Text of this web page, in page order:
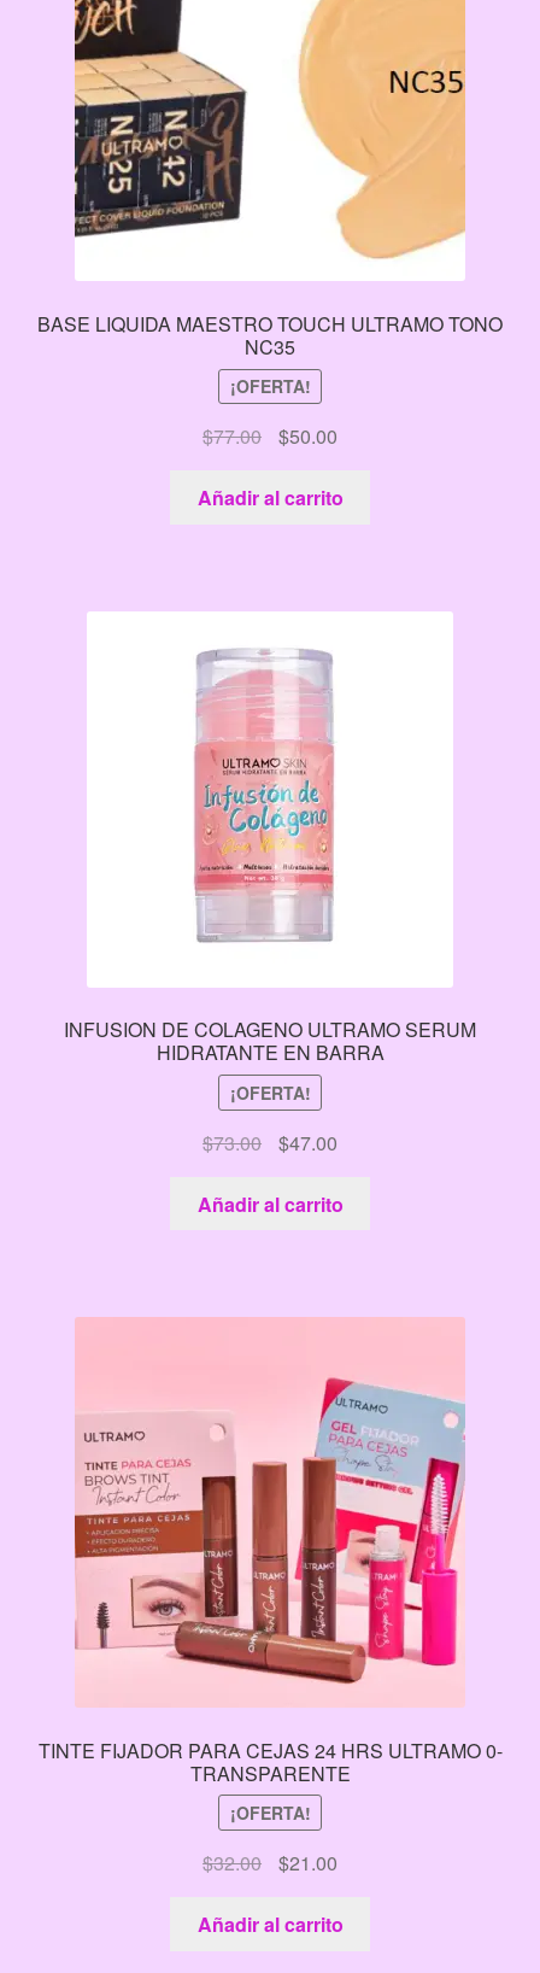
BASE LIQUIDA MAESTRO TOUCH ULTRAMO TONO
NC35
¡OFERTA!
$77.00
El
precio
original
era:
$50.00El
precio
actual
es:
Añadir al carrito
INFUSION DE COLAGENO ULTRAMO SERUM
HIDRATANTE EN BARRA
¡OFERTA!
$73.00
El
precio
original
era:
$47.00El
precio
actual
es:
Añadir al carrito
TINTE FIJADOR PARA CEJAS 24 HRS ULTRAMO 0-
TRANSPARENTE
¡OFERTA!
$32.00
El
precio
original
era:
$21.00El
precio
actual
es:
Añadir al carrito